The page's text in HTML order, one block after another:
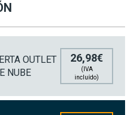
OUTLET
NUBE
26,98€
(IVA
incluído)